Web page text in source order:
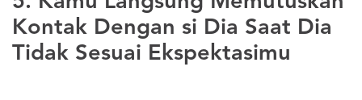
Kontak Dengan si Dia Saat Dia
Tidak Sesuai Ekspektasimu